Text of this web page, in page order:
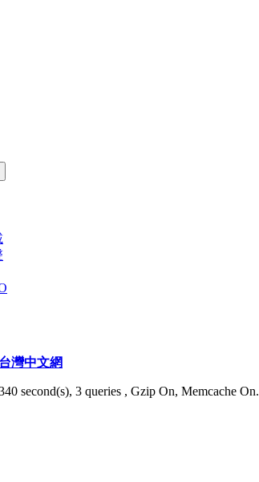
灣中文網
second(s), 3 queries , Gzip On, Memcache On.